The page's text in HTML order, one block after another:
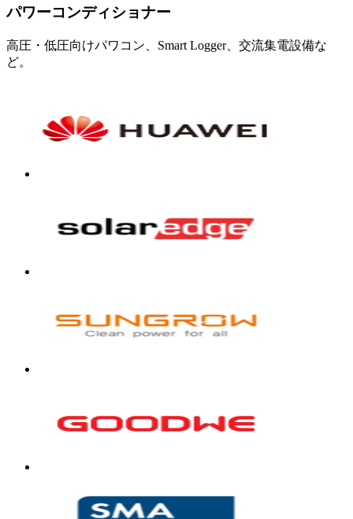
パワーコンディショナー
高圧・低圧向けパワコン、Smart Logger、交流集電設備な
ど。